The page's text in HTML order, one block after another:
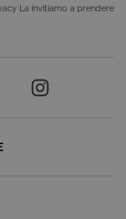
La invitiamo a prendere
in
sito